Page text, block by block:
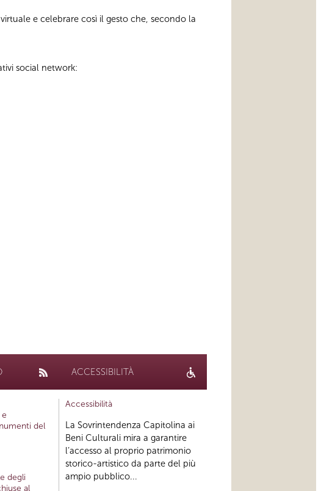
e celebrare così il gesto che, secondo la
social network:
del
degli
al
ACCESSIBILITÀ
Accessibilità
La Sovrintendenza Capitolina ai
Beni Culturali mira a garantire
l’accesso al proprio patrimonio
storico-artistico da parte del più
ampio pubblico...